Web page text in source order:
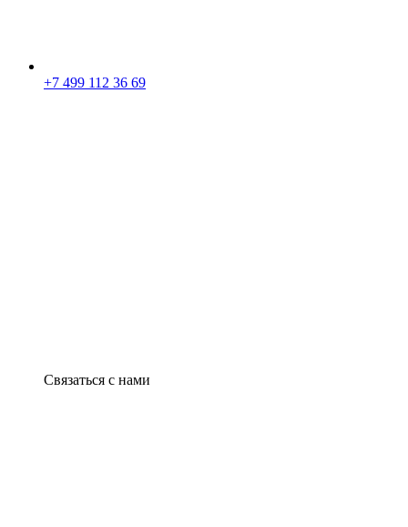
+7 499 112 36 69
Связаться с нами